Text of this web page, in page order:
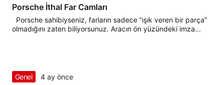
Porsche İthal Far Camları
Porsche sahibiyseniz, farların sadece “ışık veren bir parça”
olmadığını zaten biliyorsunuz. Aracın ön yüzündeki imza...
Genel 4 ay önce